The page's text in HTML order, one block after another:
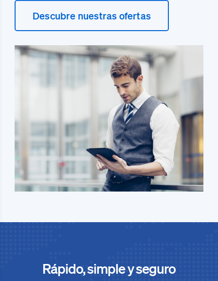
Descubre nuestras ofertas
Rápido, simple y seguro